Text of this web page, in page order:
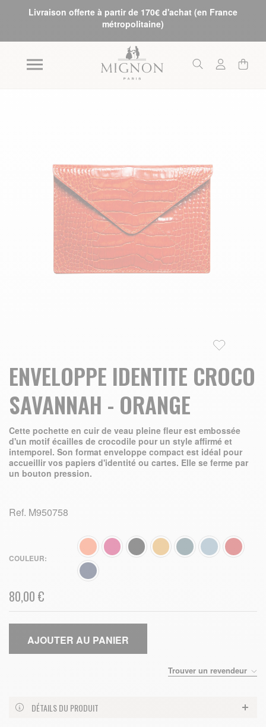
Livraison offerte à partir de 170€ d'achat (en France
métropolitaine)
ENVELOPPE IDENTITE CROCO
SAVANNAH - ORANGE
Cette pochette en cuir de veau pleine fleur est embossée
d'un motif écailles de crocodile pour un style affirmé et
intemporel. Son format enveloppe compact est idéal pour
accueillir vos papiers d'identité ou cartes. Elle se ferme par
un bouton pression.
Ref. M950758
COULEUR
80,00 €
AJOUTER AU PANIER
Trouver un revendeur
DÉTAILS DU PRODUIT